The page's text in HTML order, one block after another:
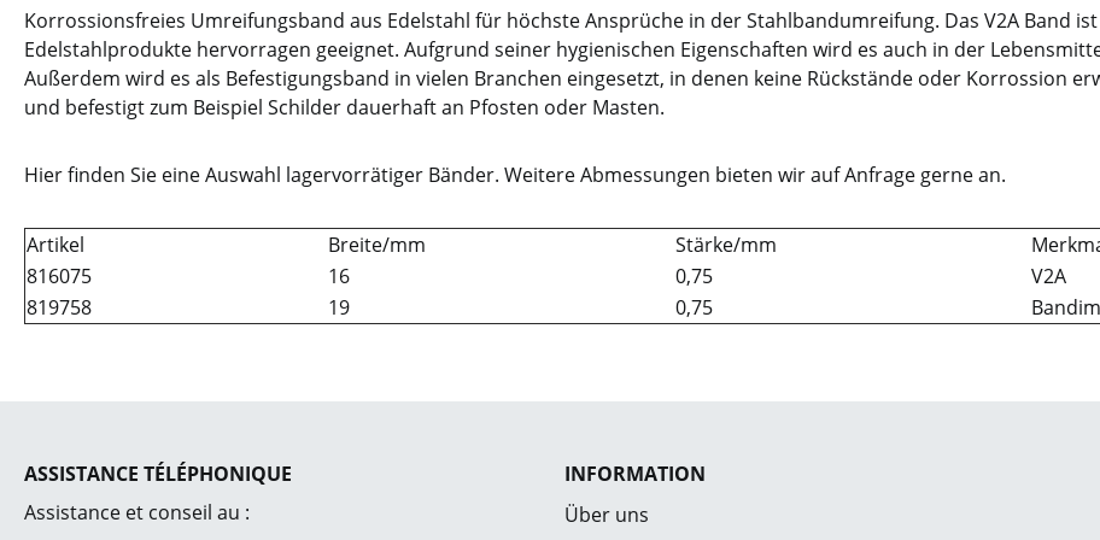
Korrossionsfreies Umreifungsband aus Edelstahl für höchste Ansprüche in der Stahlbandumreifung. Das V2A Band
Edelstahlprodukte hervorragen geeignet. Aufgrund seiner hygienischen Eigenschaften wird es auch in der
Außerdem wird es als Befestigungsband in vielen Branchen eingesetzt, in denen keine Rückstände oder Korrossion
und befestigt zum Beispiel Schilder dauerhaft an Pfosten oder Masten.
Hier finden Sie eine Auswahl lagervorrätiger Bänder. Weitere Abmessungen bieten wir auf Anfrage gerne an.
Artikel Breite/mm Stärke/mm
816075
16 0,75
V2A
819758
19 0,75
ASSISTANCE TÉLÉPHONIQUE
Assistance et conseil au :
INFORMATION
Über uns